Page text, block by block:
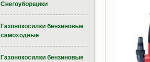
Снегоуборщики
Газонокосилки бензиновые
самоходные
Газонокосилки бензиновые